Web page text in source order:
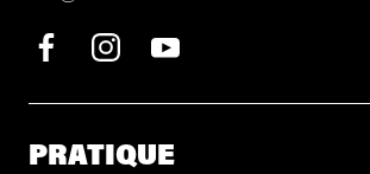
PRATIQUE